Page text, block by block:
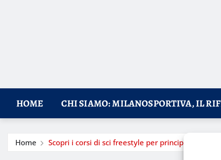
HOME CHI SIAMO: MILANOSPORTIVA, IL
Home Scopri i corsi di sci freestyle per principianti a